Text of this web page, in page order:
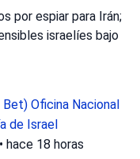
por espiar para Irán;
israelíes bajo
Bet) Oficina Nacional
de Israel
• hace 18 horas